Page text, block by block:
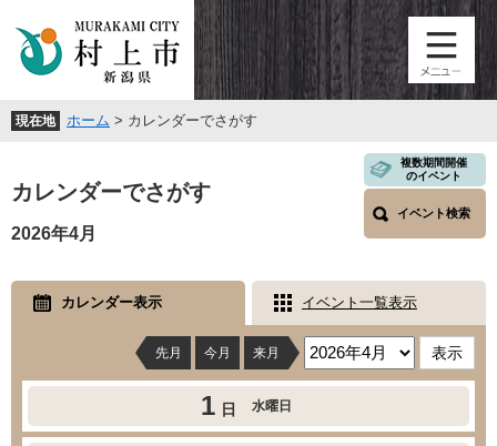
頭
。
飛
て
文
現在地 ホーム > カレンダーでさがす
文
カレンダーでさがす
複数期間開催
のイベント
イベント検索
2026年4月
カレンダー表示 イベント一覧表示
先月 今月 来月
1 日 水曜日